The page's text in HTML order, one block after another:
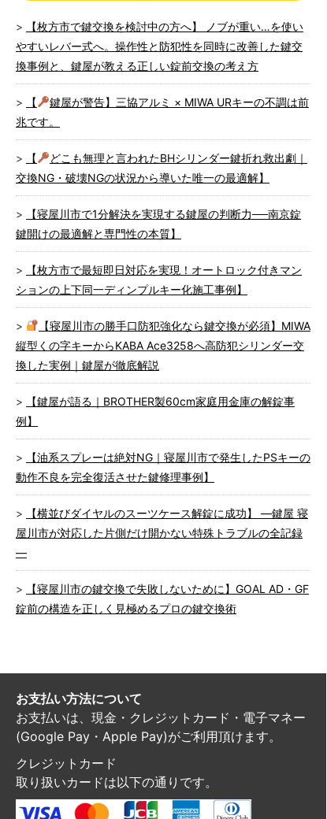
【枚方市で鍵交換を検討中の方へ】 ノブが重い…を使い
やすいレバー式へ。操作性と防犯性を同時に改善した鍵交
換事例と、鍵屋が教える正しい錠前交換の考え方
【
鍵屋が警告】三協アルミ × MIWA URキーの不調は前
兆です。
【
どこも無理と言われたBHシリンダー鍵折れ救出劇｜
交換NG・破壊NGの状況から導いた唯一の最適解】
【寝屋川市で1分解決を実現する鍵屋の判断力──南京錠
鍵開けの最適解と専門性の本質】
【枚方市で最短即日対応を実現！オートロック付きマン
ションの上下同一ディンプルキー化施工事例】
【寝屋川市の勝手口防犯強化なら鍵交換が必須】MIWA
縦型くの字キーからKABA Ace3258へ高防犯シリンダー交
換した実例｜鍵屋が徹底解説
【鍵屋が語る｜BROTHER製60cm家庭用金庫の解錠事
例】
【油系スプレーは絶対NG｜寝屋川市で発生したPSキーの
動作不良を完全復活させた鍵修理事例】
【横並びダイヤルのスーツケース解錠に成功】 ―鍵屋 寝
屋川市が対応した片側だけ開かない特殊トラブルの全記録
―
【寝屋川市の鍵交換で失敗しないために】GOAL AD・GF
錠前の構造を正しく見極めるプロの鍵交換術
お支払い方法について
お支払いは、現金・クレジットカード・電子マネー
(Google Pay・Apple Pay)がご利用頂けます。
クレジットカード
取り扱いカードは以下の通りです。